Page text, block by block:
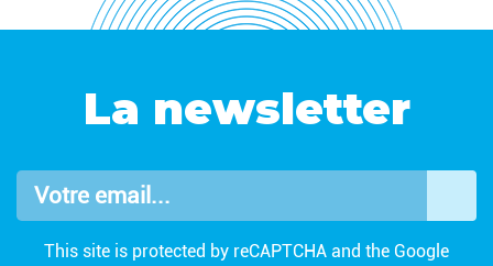
La newsletter
Votre email...
This site is protected by reCAPTCHA and the Google